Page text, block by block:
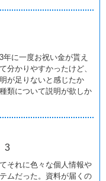
に一度お祝い金が貰え
分かりやすかったけど、
が足りないと感じたか
類について説明が欲しか
3
それに色々な個人情報や
ムだった。資料が届くの